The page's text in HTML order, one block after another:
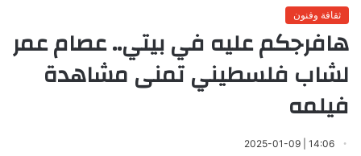
ثقافة وفنون
هافرجكم عليه في بيتي.. عصام عمر
لشاب فلسطيني تمنى مشاهدة
فيلمه